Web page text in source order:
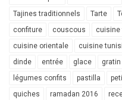
Tajines traditionnels
Tarte
confiture
couscous cuisine
cuisine orientale
cuisine
dinde
entrée glace gratin
légumes confits
pastilla
quiches
ramadan 2016